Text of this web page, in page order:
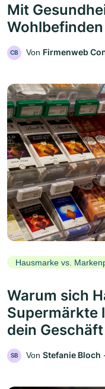
Mit
CB Von Firmenweb
Hausmarke vs.
Warum sich
Supermärkte
dein Geschäft
SB Von Stefanie Bloch ‧